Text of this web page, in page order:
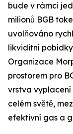
bude v rámci
milionů BGB
uvolňováno
likviditní
Organizace
prostorem pro
vrstva vyplacení
celém světě,
efektivní gas a